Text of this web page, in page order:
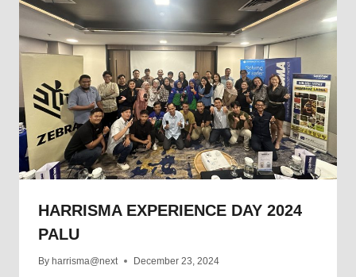
HARRISMA EXPERIENCE DAY 2024
PALU
By harrisma@next December 23, 2024